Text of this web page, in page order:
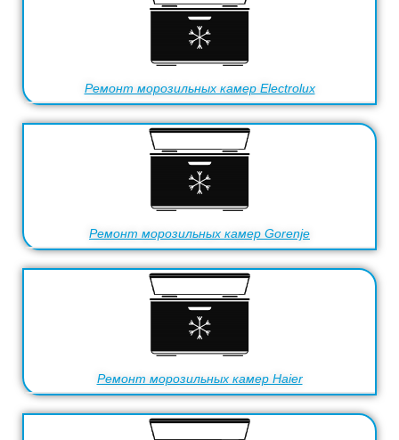
Ремонт морозильных камер Electrolux
Ремонт морозильных камер Gorenje
Ремонт морозильных камер Haier